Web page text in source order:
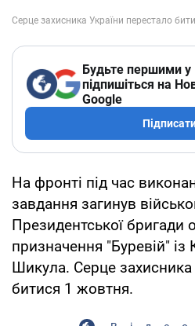
Будьте першими у
підпишіться на
Google
На фронті під час
завдання загинув
Президентської бригади
призначення "Буревій"
Шикула. Серце захисника
битися 1 жовтня.